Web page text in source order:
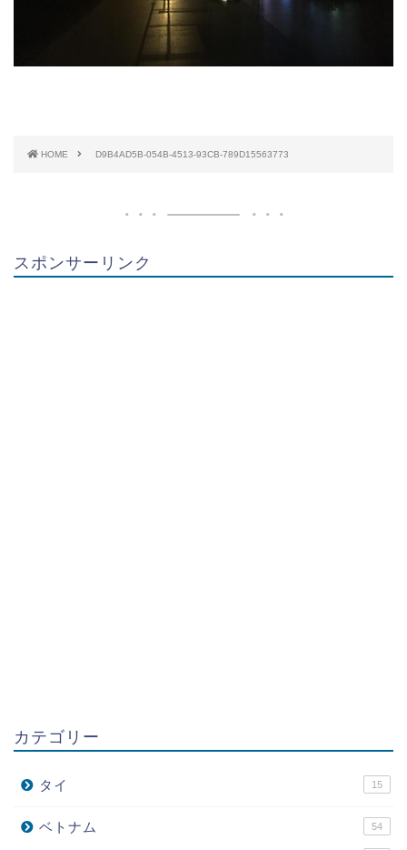
HOME D9B4AD5B-054B-4513-93CB-789D15563773
スポンサーリンク
カテゴリー
タイ 15
ベトナム 54